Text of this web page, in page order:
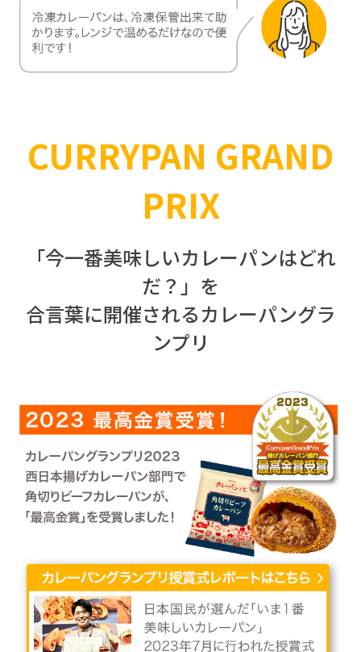
CURRYPAN GRAND
PRIX
「今一番美味しいカレーパンはどれ
だ？」を
合言葉に開催されるカレーパングラ
ンプリ